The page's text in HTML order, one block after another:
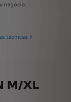
negocio.
técnicas
M/XL